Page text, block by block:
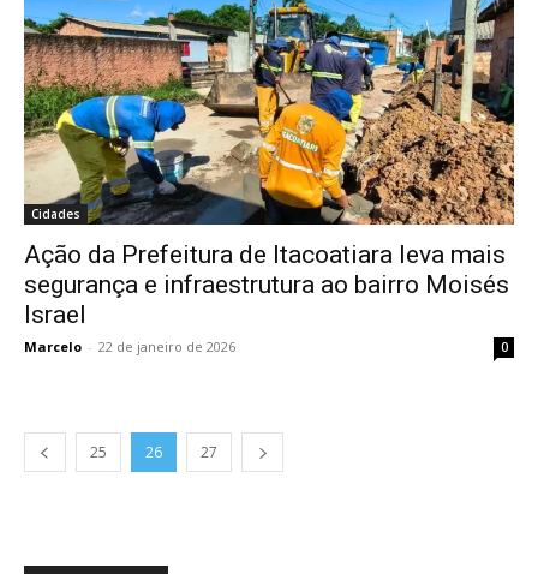
Cidades
Ação da Prefeitura de Itacoatiara leva mais
segurança e infraestrutura ao bairro Moisés
Israel
Marcelo - 22 de janeiro de 2026 0
25 26 27